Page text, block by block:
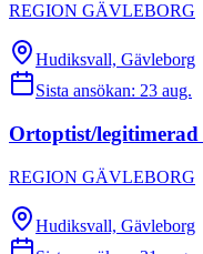
REGION GÄVLEBORG
Hudiksvall, Gävleborg
Sista ansökan: 23 aug.
Ortoptist/legitimerad
REGION GÄVLEBORG
Hudiksvall, Gävleborg